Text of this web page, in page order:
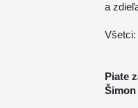
a
Piate